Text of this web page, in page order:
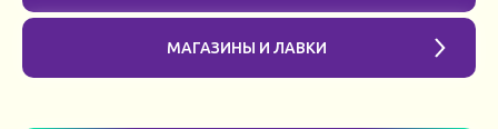
МАГАЗИНЫ И ЛАВКИ